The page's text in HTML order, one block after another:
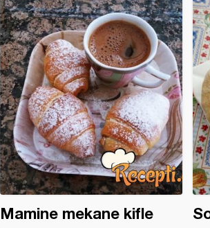
Mamine mekane kifle